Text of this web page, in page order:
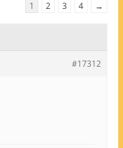
1 2 3 4 →
#17312